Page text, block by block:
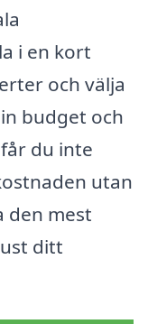
i en kort
och välja
budget och
du inte
utan
den mest
ditt